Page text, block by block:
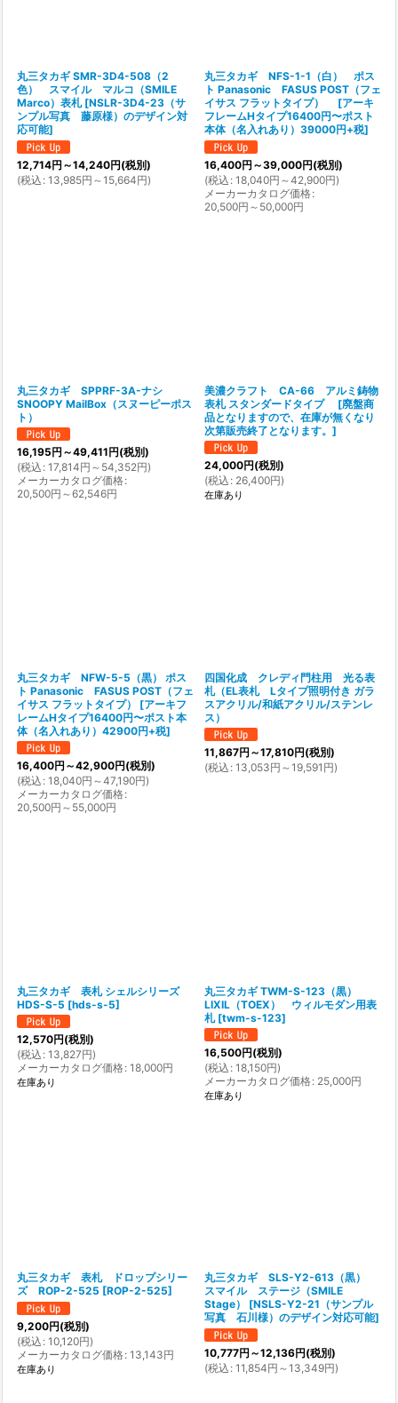
丸三タカギ SMR-3D4-508（2
色） スマイル マルコ（SMILE
Marco）表札 [NSLR-3D4-23（サ
ンプル写真 藤原様）のデザイン対
応可能]
12,714円 ～14,240円(税別)
(税込 : 13,985円 ～15,664円)
丸三タカギ NFS-1-1（白） ポス
ト Panasonic FASUS POST（フェ
イサス フラットタイプ）
[アーキ
フレームHタイプ16400円〜ポスト
本体（名入れあり）39000円+税]
16,400円 ～39,000円(税別)
(税込 : 18,040円 ～42,900円)
メーカーカタログ価格:
20,500円 ～50,000円
丸三タカギ SPPRF-3A-ナシ
SNOOPY MailBox（スヌーピーポス
ト）
16,195円 ～49,411円(税別)
(税込 : 17,814円 ～54,352円)
メーカーカタログ価格:
20,500円 ～62,546円
美濃クラフト CA-66 アルミ鋳物
表札 スタンダードタイプ
[廃盤商
品となりますので、在庫が無くなり
次第販売終了となります。 ]
24,000円(税別)
(税込 : 26,400円)
在庫あり
丸三タカギ NFW-5-5（黒） ポス
ト Panasonic FASUS POST（フェ
イサス フラットタイプ）
[アーキフ
レームHタイプ16400円〜ポスト本
体（名入れあり）42900円+税]
16,400円 ～42,900円(税別)
(税込 : 18,040円 ～47,190円)
メーカーカタログ価格:
20,500円 ～55,000円
四国化成 クレディ門柱用 光る表
札（EL表札 Lタイプ照明付き ガラ
スアクリル/和紙アクリル/ステンレ
ス）
11,867円 ～17,810円(税別)
(税込 : 13,053円 ～19,591 円)
丸三タカギ 表札 シェルシリーズ
HDS-S-5 [hds-s-5]
12,570円(税別)
(税込 : 13,827円)
メーカーカタログ価格: 18,000円
在庫あり
丸三タカギ TWM-S-123（黒）
LIXIL（TOEX） ウィルモダン用表
札 [twm-s-123]
16,500円(税別)
(税込 : 18,150円)
メーカーカタログ価格: 25,000円
在庫あり
丸三タカギ 表札 ドロップシリー
ズ ROP-2-525 [ROP-2-525]
9,200円(税別)
(税込 : 10,120円)
メーカーカタログ価格: 13,143円
在庫あり
丸三タカギ SLS-Y2-613（黒）
スマイル ステージ（SMILE
Stage）
[NSLS-Y2-21（サンプル
写真 石川様）のデザイン対応可能]
10,777円 ～12,136円(税別)
(税込 : 11,854円 ～13,349円)